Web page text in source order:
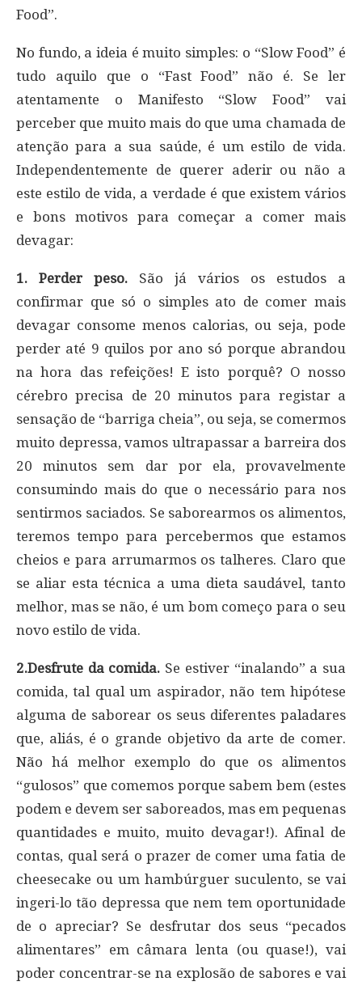
Food”.
No fundo, a ideia é muito simples: o “Slow Food” é
tudo aquilo que o “Fast Food” não é. Se ler
atentamente o Manifesto “Slow Food” vai
perceber que muito mais do que uma chamada de
atenção para a sua saúde, é um estilo de vida.
Independentemente de querer aderir ou não a
este estilo de vida, a verdade é que existem vários
e bons motivos para começar a comer mais
devagar:
1. Perder peso. São já vários os estudos a
confirmar que só o simples ato de comer mais
devagar consome menos calorias, ou seja, pode
perder até 9 quilos por ano só porque abrandou
na hora das refeições! E isto porquê? O nosso
cérebro precisa de 20 minutos para registar a
sensação de “barriga cheia”, ou seja, se comermos
muito depressa, vamos ultrapassar a barreira dos
20 minutos sem dar por ela, provavelmente
consumindo mais do que o necessário para nos
sentirmos saciados. Se saborearmos os alimentos,
teremos tempo para percebermos que estamos
cheios e para arrumarmos os talheres. Claro que
se aliar esta técnica a uma dieta saudável, tanto
melhor, mas se não, é um bom começo para o seu
novo estilo de vida.
2.Desfrute da comida. Se estiver “inalando” a sua
comida, tal qual um aspirador, não tem hipótese
alguma de saborear os seus diferentes paladares
que, aliás, é o grande objetivo da arte de comer.
Não há melhor exemplo do que os alimentos
“gulosos” que comemos porque sabem bem (estes
podem e devem ser saboreados, mas em pequenas
quantidades e muito, muito devagar!). Afinal de
contas, qual será o prazer de comer uma fatia de
cheesecake ou um hambúrguer suculento, se vai
ingeri-lo tão depressa que nem tem oportunidade
de o apreciar? Se desfrutar dos seus “pecados
alimentares” em câmara lenta (ou quase!), vai
poder concentrar-se na explosão de sabores e vai